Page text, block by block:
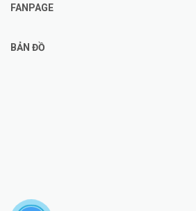
FANPAGE
BẢN ĐỒ